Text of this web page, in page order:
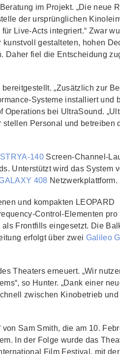
im Projekt. „Die neue
der ursprünglichen
Live‑Acts integriert.“ Zwar
gestalteten, hohen
Daher fiel die Entscheidung
„Zusätzlich zur
installiert und
Operations bei UltraSound.
Personal und betreiben
Unterstützt wird das System
408 Netzwerkplattform.
und kompakten LEOPARD
Frontfills eingesetzt. Die
erfolgt über zwei Galileo
Theaters erneuert. „Wir
so Hunter. „Dank einer
zwischen Kinobetrieb und
Sam Smith, die am 10.
In der Folge wurde das
Film Festival, mit